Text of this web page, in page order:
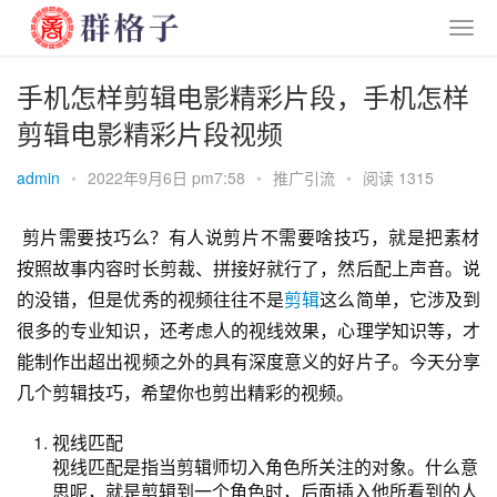
手机怎样剪辑电影精彩片段，手机怎样
剪辑电影精彩片段视频
admin • 2022年9月6日 pm7:58 • 推广引流 • 阅读 1315
按照故事内容时长剪裁、拼接好就行了，然后配上声音。说
的没错，但是优秀的视频往往不是剪辑这么简单，它涉及到
很多的专业知识，还考虑人的视线效果，心理学知识等，才
能制作出超出视频之外的具有深度意义的好片子。今天分享
几个剪辑技巧，希望你也剪出精彩的视频。
视线匹配
视线匹配是指当剪辑师切入角色所关注的对象。什么意
思呢，就是剪辑到一个角色时，后面插入他所看到的人